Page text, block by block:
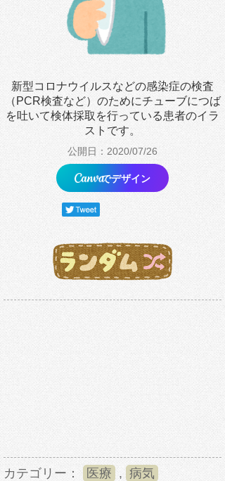
新型コロナウイルスなどの感染症の検査
（PCR検査など）のためにチューブにつば
を吐いて検体採取を行っている患者のイラ
ストです。
公開日：2020/07/26
でデザイン
カテゴリー： 医療 , 病気